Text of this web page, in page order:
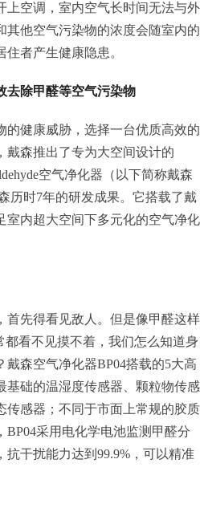
上空调，室内空气长时间无法与外
其他空气污染物的浓度会随室内的
者产生健康隐患。
去除甲醛等空气污染物
的健康威胁，选择一台优质高效的
戴森推出了专为大空间设计的
空气净化器（以下简称戴森
历时7年的研发成果。它搭载了戴
室内超大空间下多元化的空气净化
首先得看见敌人。但是像甲醛这样
都看不见摸不着，我们怎么知道身
森空气净化器BP04搭载的5大高
基础的温湿度传感器、颗粒物传感
传感器；不同于市面上常规的胶质
采用电化学电池监测甲醛分
抗干扰能力达到99.9%，可以精准